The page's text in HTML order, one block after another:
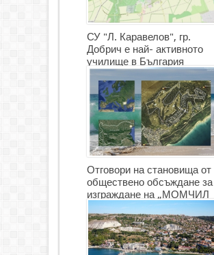
СУ "Л. Каравелов", гр.
Добрич е най- активното
училище в България
Отговори на становища от
обществено обсъждане за
изграждане на „МОМЧИЛ
ГОЛФ И ГОЛФ ИГРИЩЕ”